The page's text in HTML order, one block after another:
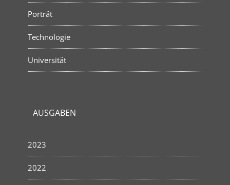
Porträt
Technologie
Universität
AUSGABEN
2023
2022